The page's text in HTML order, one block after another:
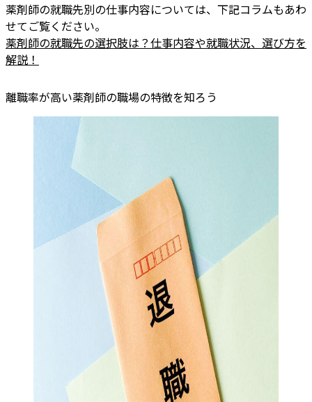
薬剤師の就職先別の仕事内容については、下記コラムもあわ
せてご覧ください。
薬剤師の就職先の選択肢は？仕事内容や就職状況、選び方を
解説！
離職率が高い薬剤師の職場の特徴を知ろう